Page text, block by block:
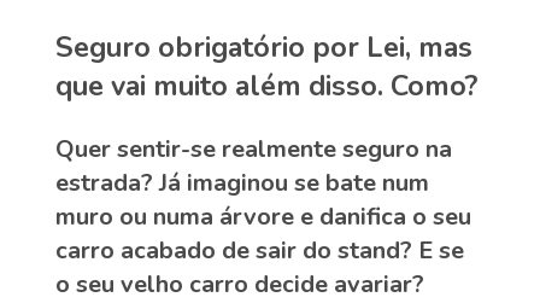
Seguro obrigatório por Lei, mas
que vai muito além disso. Como?
Quer sentir-se realmente seguro na
estrada? Já imaginou se bate num
muro ou numa árvore e danifica o seu
carro acabado de sair do stand? E se
o seu velho carro decide avariar?